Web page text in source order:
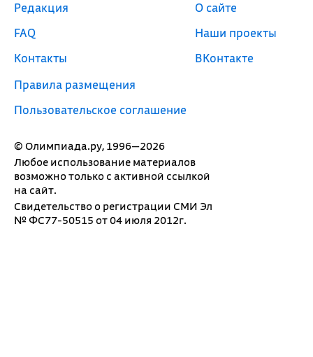
© Олимпиада.ру, 1996—2026
Любое использование материалов
возможно только с активной ссылкой
на сайт.
Свидетельство о регистрации СМИ Эл
№ ФС77-50515 от 04 июля 2012г.
Редакция
FAQ
Контакты
Правила размещения
Пользовательское соглашение
О сайте
Наши проекты
ВКонтакте